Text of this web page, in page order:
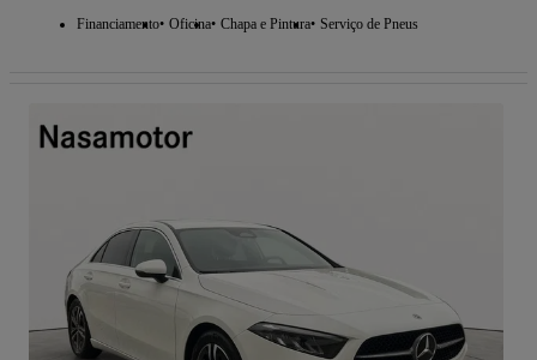
Financiamento Oficina Chapa e Pintura Serviço de Pneus